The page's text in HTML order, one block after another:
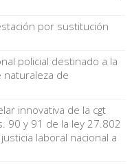
por sustitución
policial destinado a la
naturaleza de
innovativa de la cgt
90 y 91 de la ley 27.802
laboral nacional a